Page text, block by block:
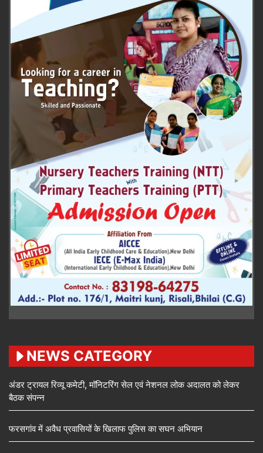
NEWS CATEGORY
अंडर ट्रायल रिव्यू कमेटी, मॉनिटरिंग सेल एवं नेशनल लोक अदालत को लेकर
बैठक संपन्न
फरसगांव में अवैध प्रवासियों के खिलाफ पुलिस का सघन अभियान